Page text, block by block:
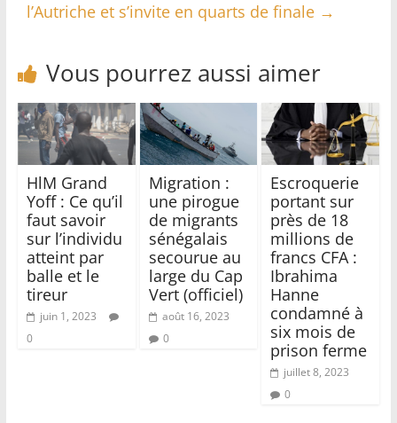
l’Autriche et s’invite en quarts de finale →
Vous pourrez aussi aimer
HlM Grand
Yoff : Ce qu’il
faut savoir
sur l’individu
atteint par
balle et le
tireur
juin 1, 2023
0
Migration :
une pirogue
de migrants
sénégalais
secourue au
large du Cap
Vert (officiel)
août 16, 2023
0
Escroquerie
portant sur
près de 18
millions de
francs CFA :
Ibrahima
Hanne
condamné à
six mois de
prison ferme
juillet 8, 2023
0